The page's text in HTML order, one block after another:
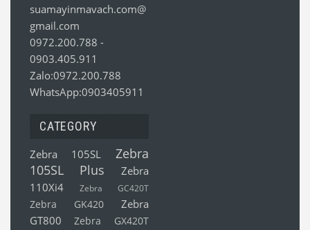
suamayinmavach.com@
gmail.com
0972.200.788 -
0903.405.911
Zalo:0972.200.788
WhatsApp:0903405911
CATEGORY
Zebra 105SL
Zebra
105SL Plus
Zebra
110Xi4
Zebra GC420T
Zebra GK420
Zebra
GT800
Zebra GX420T